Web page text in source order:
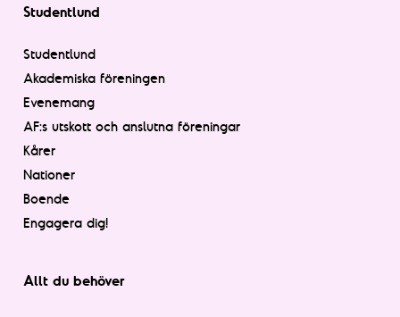
Studentlund
Studentlund
Akademiska föreningen
Evenemang
AF:s utskott och anslutna föreningar
Kårer
Nationer
Boende
Engagera dig!
Allt du behöver